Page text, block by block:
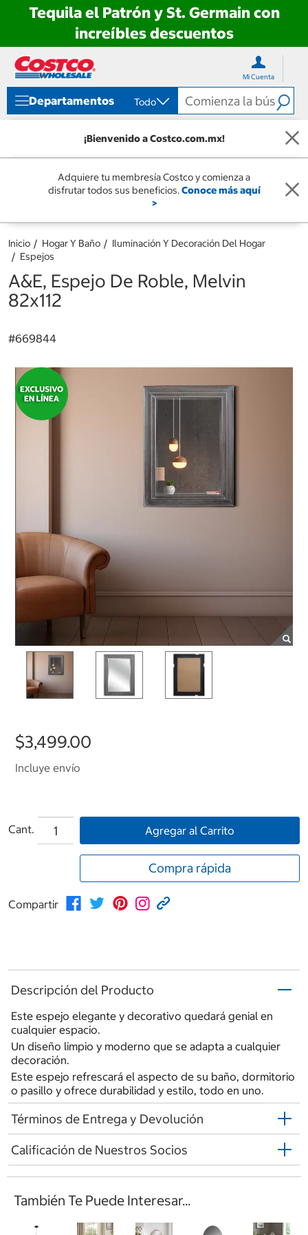
Tequila el Patrón y St. Germain con
increíbles descuentos
directo
contenido
directo
menú
navegación
Mi Cuenta
Departamentos Todo
¡Bienvenido a Costco.com.mx!
Adquiere tu membresía Costco y comienza a
disfrutar todos sus beneficios.Conoce más aquí
>
Inicio Hogar Y Baño
Iluminación Y Decoración Del Hogar
Espejos
A&E, Espejo De Roble, Melvin
82x112
#669844
$3,499.00
Incluye envío
Cant. Agregar al Carrito
Compra rápida
Compartir
Descripción del Producto
Este espejo elegante y decorativo quedará genial en
cualquier espacio.
Un diseño limpio y moderno que se adapta a cualquier
decoración.
Este espejo refrescará el aspecto de su baño, dormitorio
o pasillo y ofrece durabilidad y estilo, todo en uno.
Términos de Entrega y Devolución
Calificación de Nuestros Socios
También Te Puede Interesar...